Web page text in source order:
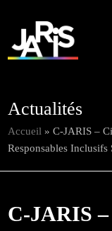
Actualités
Accueil »C-JARIS –
Responsables Inclusifs
C-JARIS